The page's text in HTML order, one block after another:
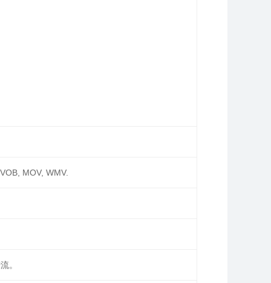
MOV, WMV.
。